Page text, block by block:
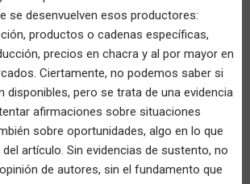
se desenvuelven esos productores:
productos o cadenas específicas,
precios en chacra y al por mayor en
Ciertamente, no podemos saber si
disponibles, pero se trata de una evidencia
afirmaciones sobre situaciones
sobre oportunidades, algo en lo que
artículo. Sin evidencias de sustento, no
de autores, sin el fundamento que